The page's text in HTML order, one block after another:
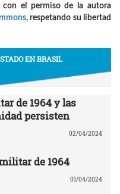
con el permiso de la autora
, respetando su libertad
EN BRASIL
de 1964 y las
persisten
02/04/2024
de 1964
01/04/2024